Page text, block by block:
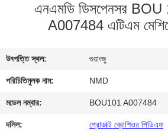
যোগাযোগ
করুন
এনএমডি ডিসপেনসর BOU
A007484 এটিএম
উৎপত্তি স্থল: গুয়াংজু
পরিচিতিমুলক নাম: NMD
মডেল নম্বার: BOU101 A007484
দলিল: প্রোডাক্ট ব্রোশিওর পিডিএফ